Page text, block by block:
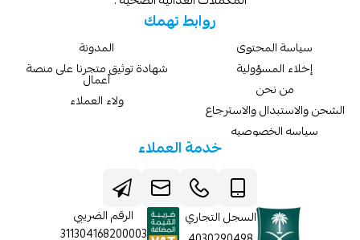
روابط تهمك
سياسة المحتوى
إخلاء المسؤولية
من نحن
الشحن والاستبدال والاسترجاع
سياسه الخصوصيه
المدونة
شهادة توثيق متجرنا على منصة
أعمال
ولاء العملاء
خدمة العملاء
السجل التجاري
الرقم الضريبي
311304168200003